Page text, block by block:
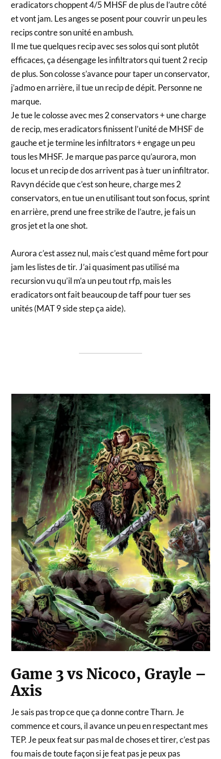
eradicators choppent 4/5 MHSF de plus de l’autre côté
et vont jam. Les anges se posent pour couvrir un peu les
recips contre son unité en ambush.
Il me tue quelques recip avec ses solos qui sont plutôt
efficaces, ça désengage les infiltrators qui tuent 2 recip
de plus. Son colosse s’avance pour taper un conservator,
j’admo en arrière, il tue un recip de dépit. Personne ne
marque.
Je tue le colosse avec mes 2 conservators + une charge
de recip, mes eradicators finissent l’unité de MHSF de
gauche et je termine les infiltrators + engage un peu
tous les MHSF. Je marque pas parce qu’aurora, mon
locus et un recip de dos arrivent pas à tuer un infiltrator.
Ravyn décide que c’est son heure, charge mes 2
conservators, en tue un en utilisant tout son focus, sprint
en arrière, prend une free strike de l’autre, je fais un
gros jet et la one shot.
Aurora c’est assez nul, mais c’est quand même fort pour
jam les listes de tir. J’ai quasiment pas utilisé ma
recursion vu qu’il m’a un peu tout rfp, mais les
eradicators ont fait beaucoup de taff pour tuer ses
unités (MAT 9 side step ça aide).
Game 3 vs Nicoco, Grayle –
Axis
Je sais pas trop ce que ça donne contre Tharn. Je
commence et cours, il avance un peu en respectant mes
TEP. Je peux feat sur pas mal de choses et tirer, c’est pas
fou mais de toute façon si je feat pas je peux pas